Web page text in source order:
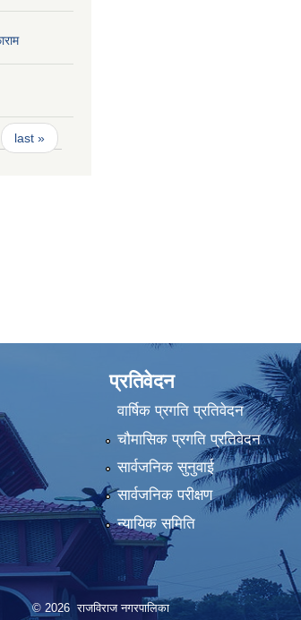
last »
प्रतिवेदन
वार्षिक प्रगति प्रतिवेदन
चौमासिक प्रगति प्रतिवेदन
सार्वजनिक सुनुवाई
सार्वजनिक परीक्षण
न्यायिक समिति
© 2026 राजविराज नगरपालिका